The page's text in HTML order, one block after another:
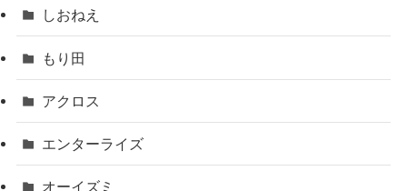
しおねえ
もり田
アクロス
エンターライズ
オーイズミ